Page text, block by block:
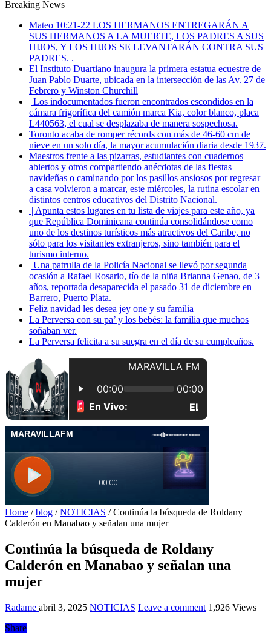
Breaking News
Mateo 10:21-22 LOS HERMANOS ENTREGARÁN A
SUS HERMANOS A LA MUERTE, LOS PADRES A SUS
HIJOS, Y LOS HIJOS SE LEVANTARÁN CONTRA SUS
PADRES. .
El Instituto Duartiano inaugura la primera estatua ecuestre de
Juan Pablo Duarte, ubicada en la intersección de las Av. 27 de
Febrero y Winston Churchill
| Los indocumentados fueron encontrados escondidos en la
cámara frigorífica del camión marca Kia, color blanco, placa
L440563, el cual se desplazaba de manera sospechosa.
Toronto acaba de romper récords con más de 46-60 cm de
nieve en un solo día, la mayor acumulación diaria desde 1937.
Maestros frente a las pizarras, estudiantes con cuadernos
abiertos y otros compartiendo anécdotas de las fiestas
navideñas o caminando por los pasillos ansiosos por regresar
a casa volvieron a marcar, este miércoles, la rutina escolar en
distintos centros educativos del Distrito Nacional.
| Apunta estos lugares en tu lista de viajes para este año, ya
que República Dominicana continúa consolidándose como
uno de los destinos turísticos más atractivos del Caribe, no
sólo para los visitantes extranjeros, sino también para el
turismo interno.
| Una patrulla de la Policía Nacional se llevó por segunda
ocasión a Rafael Rosario, tío de la niña Brianna Genao, de 3
años, reportada desaparecida el pasado 31 de diciembre en
Barrero, Puerto Plata.
Feliz navidad les desea jey one y su familia
La Perversa con su pa’ y los bebés: la familia que muchos
soñaban ver.
La Perversa felicita a su suegra en el día de su cumpleaños.
Home / blog / NOTICIAS / Continúa la búsqueda de Roldany
Calderón en Manabao y señalan una mujer
Continúa la búsqueda de Roldany
Calderón en Manabao y señalan una
mujer
Radame abril 3, 2025 NOTICIAS Leave a comment 1,926 Views
Share